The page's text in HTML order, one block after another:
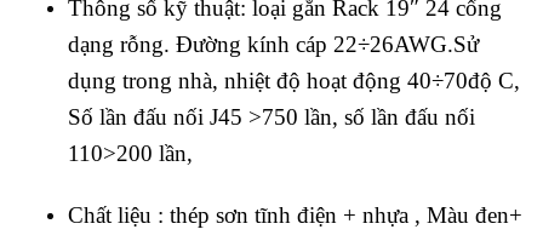
Thông số kỹ thuật: loại gắn Rack 19″ 24 cổng
dạng rỗng. Đường kính cáp 22÷26AWG.Sử
dụng trong nhà, nhiệt độ hoạt động 40÷70độ C,
Số lần đấu nối J45 >750 lần, số lần đấu nối
110>200 lần,
Chất liệu : thép sơn tĩnh điện + nhựa , Màu đen+